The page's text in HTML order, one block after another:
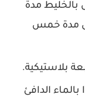
بالخليط مدة
مدة خمس
بلاستيكية.
الدافئ